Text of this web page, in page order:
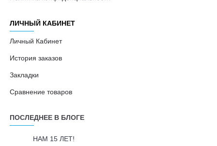
ЛИЧНЫЙ КАБИНЕТ
Личный Кабинет
История заказов
Закладки
Сравнение товаров
ПОСЛЕДНЕЕ В БЛОГЕ
НАМ 15 ЛЕТ!